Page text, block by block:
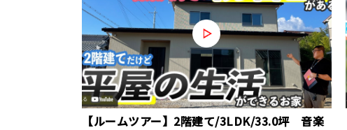
【ルームツアー】2階建て/3LDK/33.0坪 音楽